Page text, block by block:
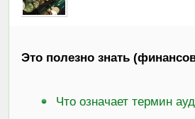
Это полезно знать
Что означает термин